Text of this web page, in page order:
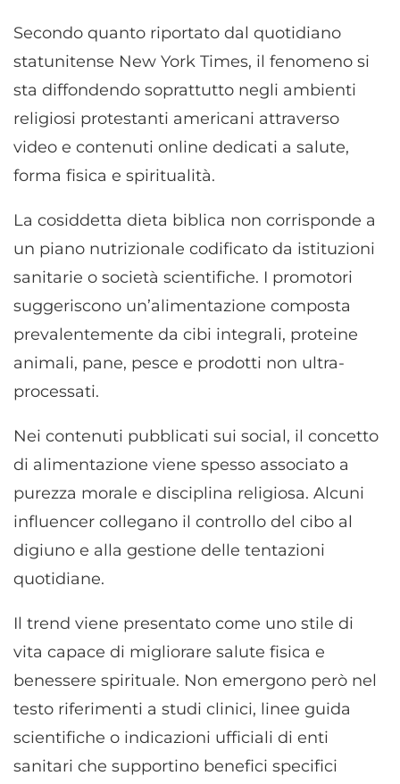
Secondo quanto riportato dal quotidiano
statunitense New York Times, il fenomeno si
sta diffondendo soprattutto negli ambienti
religiosi protestanti americani attraverso
video e contenuti online dedicati a salute,
forma fisica e spiritualità.
La cosiddetta dieta biblica non corrisponde a
un piano nutrizionale codificato da istituzioni
sanitarie o società scientifiche. I promotori
suggeriscono un’alimentazione composta
prevalentemente da cibi integrali, proteine
animali, pane, pesce e prodotti non ultra-
processati.
Nei contenuti pubblicati sui social, il concetto
di alimentazione viene spesso associato a
purezza morale e disciplina religiosa. Alcuni
influencer collegano il controllo del cibo al
digiuno e alla gestione delle tentazioni
quotidiane.
Il trend viene presentato come uno stile di
vita capace di migliorare salute fisica e
benessere spirituale. Non emergono però nel
testo riferimenti a studi clinici, linee guida
scientifiche o indicazioni ufficiali di enti
sanitari che supportino benefici specifici